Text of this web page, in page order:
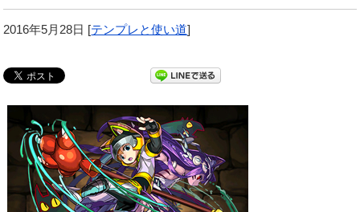
2016年5月28日 [テンプレと使い道]